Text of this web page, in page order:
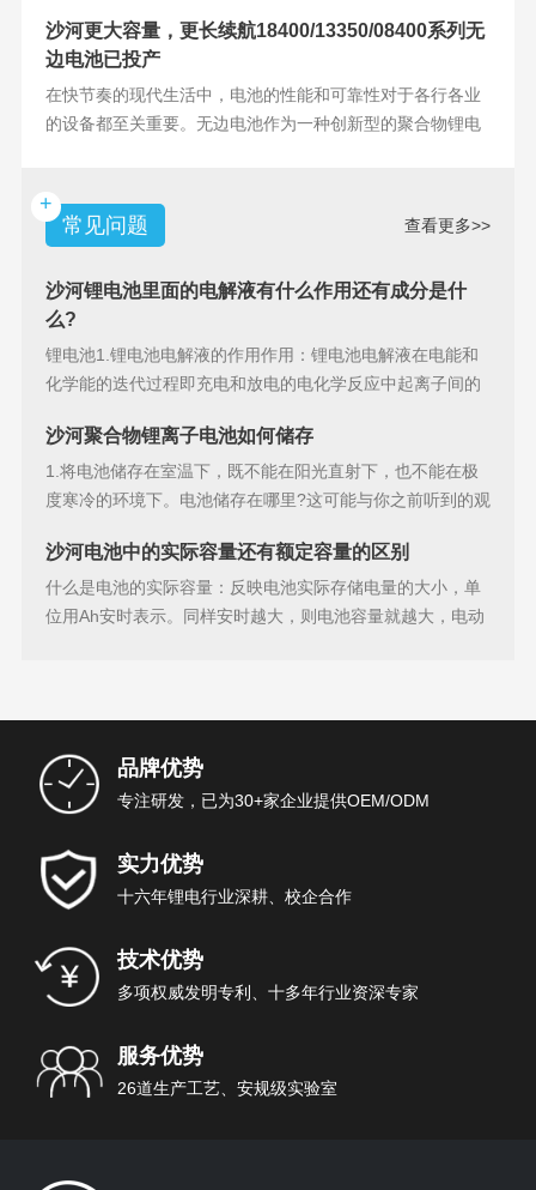
沙河更大容量，更长续航18400/13350/08400系列无
边电池已投产
在快节奏的现代生活中，电池的性能和可靠性对于各行各业
的设备都至关重要。无边电池作为一种创新型的聚合物锂电
+
常见问题
查看更多>>
沙河锂电池里面的电解液有什么作用还有成分是什
么?
锂电池1.锂电池电解液的作用作用：锂电池电解液在电能和
化学能的迭代过程即充电和放电的电化学反应中起离子间的
沙河聚合物锂离子电池如何储存
1.将电池储存在室温下，既不能在阳光直射下，也不能在极
度寒冷的环境下。电池储存在哪里?这可能与你之前听到的观
沙河电池中的实际容量还有额定容量的区别
什么是电池的实际容量：反映电池实际存储电量的大小，单
位用Ah安时表示。同样安时越大，则电池容量就越大，电动
品牌优势
专注研发，已为30+家企业提供OEM/ODM
实力优势
十六年锂电行业深耕、校企合作
技术优势
多项权威发明专利、十多年行业资深专家
服务优势
26道生产工艺、安规级实验室